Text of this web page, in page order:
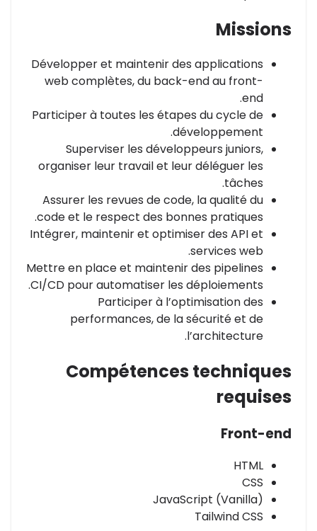
Missions
Développer et maintenir des applications
web complètes, du back-end au front-
end.
Participer à toutes les étapes du cycle de
développement.
Superviser les développeurs juniors,
organiser leur travail et leur déléguer les
tâches.
Assurer les revues de code, la qualité du
code et le respect des bonnes pratiques.
Intégrer, maintenir et optimiser des API et
services web.
Mettre en place et maintenir des pipelines
CI/CD pour automatiser les déploiements.
Participer à l’optimisation des
performances, de la sécurité et de
l’architecture.
Compétences techniques
requises
Front-end
HTML
CSS
JavaScript (Vanilla)
Tailwind CSS